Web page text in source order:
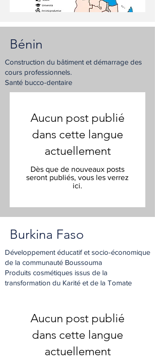
Bénin
Construction du bâtiment et démarrage des
cours professionnels.
Santé bucco-dentaire
Aucun post publié
dans cette langue
actuellement
Dès que de nouveaux posts
seront publiés, vous les verrez
ici.
Burkina Faso
Développement éducatif et socio-économique
de la communauté Boussouma
Produits cosmétiques issus de la
transformation du Karité et de la Tomate
Aucun post publié
dans cette langue
actuellement